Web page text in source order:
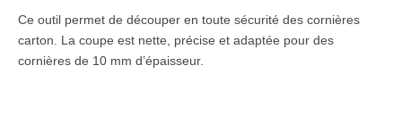
Ce outil permet de découper en toute sécurité des cornières
carton. La coupe est nette, précise et adaptée pour des
cornières de 10 mm d’épaisseur.